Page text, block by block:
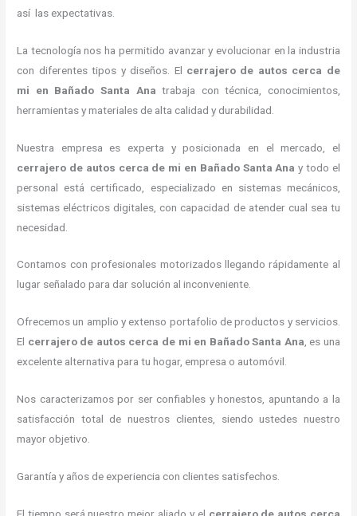
así las expectativas.
La tecnología nos ha permitido avanzar y evolucionar en la industria
con diferentes tipos y diseños. El cerrajero de autos cerca de
mi en Bañado Santa Ana trabaja con técnica, conocimientos,
herramientas y materiales de alta calidad y durabilidad.
Nuestra empresa es experta y posicionada en el mercado, el
cerrajero de autos cerca de mi en Bañado Santa Ana y todo el
personal está certificado, especializado en sistemas mecánicos,
sistemas eléctricos digitales, con capacidad de atender cual sea tu
necesidad.
Contamos con profesionales motorizados llegando rápidamente al
lugar señalado para dar solución al inconveniente.
Ofrecemos un amplio y extenso portafolio de productos y servicios.
El cerrajero de autos cerca de mi en Bañado Santa Ana, es una
excelente alternativa para tu hogar, empresa o automóvil.
Nos caracterizamos por ser confiables y honestos, apuntando a la
satisfacción total de nuestros clientes, siendo ustedes nuestro
mayor objetivo.
Garantía y años de experiencia con clientes satisfechos.